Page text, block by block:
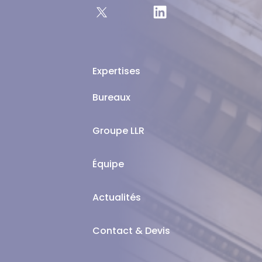
Expertises
Bureaux
Groupe LLR
Équipe
Actualités
Contact & Devis